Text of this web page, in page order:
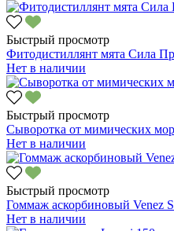
Быстрый просмотр
Фитодистиллянт мята Сила
Нет в наличии
Быстрый просмотр
Сыворотка от мимических
Нет в наличии
Быстрый просмотр
Гоммаж аскорбиновый Venez
Нет в наличии